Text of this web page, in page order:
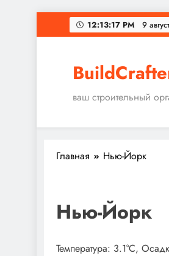
Перейти
к
12:13:18 PM 9
ваш строительный
Главная Нью-Йорк
Нью-Йорк
Температура: 3.1°C,